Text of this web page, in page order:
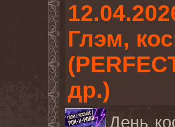
Глэм,
др.)
День